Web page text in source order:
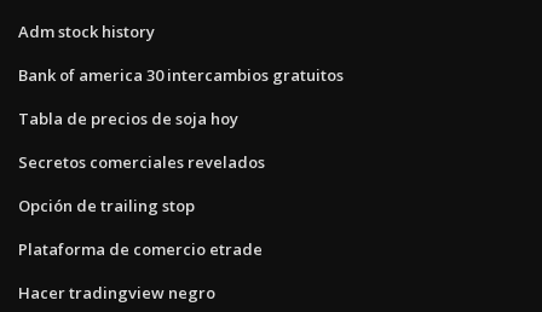
Adm stock history
Bank of america 30 intercambios gratuitos
Tabla de precios de soja hoy
Secretos comerciales revelados
Opción de trailing stop
Plataforma de comercio etrade
Hacer tradingview negro